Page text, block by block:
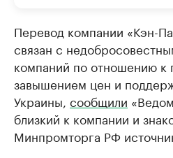
Перевод компании «Кэн-
связан с
компаний по отношению к
завышением цен и
Украины, сообщили
близкий к компании и
Минпромторга РФ